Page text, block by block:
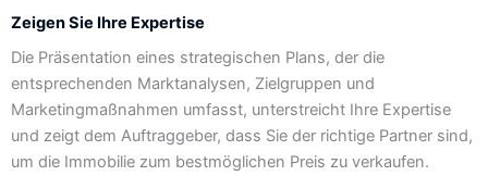
Zeigen Sie Ihre Expertise
Die Präsentation eines strategischen Plans, der die
entsprechenden Marktanalysen, Zielgruppen und
Marketingmaßnahmen umfasst, unterstreicht Ihre Expertise
und zeigt dem Auftraggeber, dass Sie der richtige Partner sind,
um die Immobilie zum bestmöglichen Preis zu verkaufen.